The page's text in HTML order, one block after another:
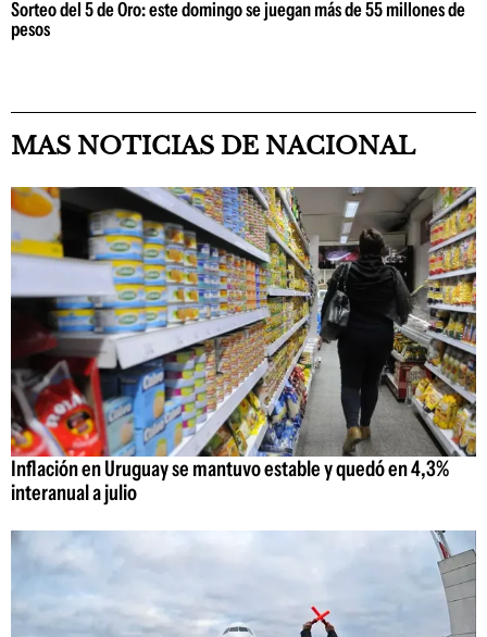
Sorteo del 5 de Oro: este domingo se juegan más de 55 millones de
pesos
MAS NOTICIAS DE NACIONAL
Inflación en Uruguay se mantuvo estable y quedó en 4,3%
interanual a julio